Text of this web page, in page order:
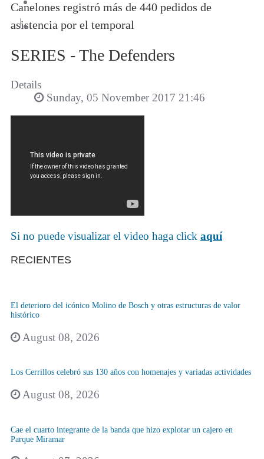
Canelones registró más de 440 pedidos de
asistencia por el temporal
|
SERIES - The Defenders
Details
Sunday, 05 November 2017 21:46
Si no puede visualizar el video haga click aquí
RECIENTES
El deterioro del icónico Molino de Bosch y otras estructuras de valor
histórico
August 08, 2026
Los Cerrillos celebró sus 130 años con homenajes y variadas actividades
August 08, 2026
Cae el cuarto integrante de la banda que hizo explotar un cajero en
Parque Miramar